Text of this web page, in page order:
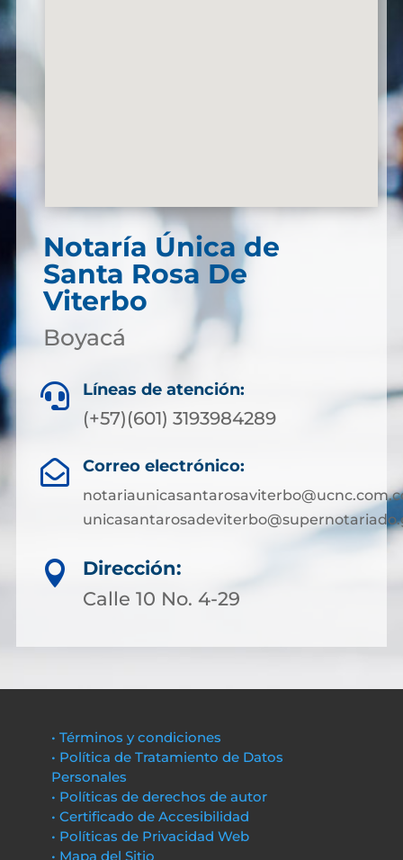
Notaría Única de
Santa Rosa De
Viterbo
Boyacá
 Líneas de atención:
(+57)(601) 3193984289
 Correo electrónico:

Dirección:
Calle 10 No. 4-29
• Términos y condiciones
• Política de Tratamiento de Datos
Personales
• Políticas de derechos de autor
• Certificado de Accesibilidad
• Políticas de Privacidad Web
• Mapa del Sitio